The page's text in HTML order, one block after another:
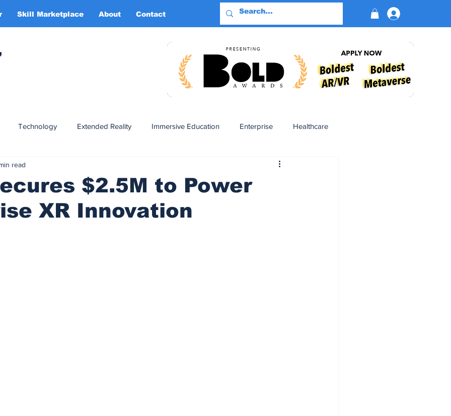
Skill Marketplace About Contact
Technology Extended Reality Immersive Education Enterprise Healthcare
XR DRIVER
Smart Glasses XR Tourism XR Devotion
$2.5M to Power
XR Innovation
read